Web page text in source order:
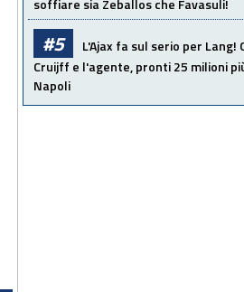
soffiare sia Zeballos che Favasuli!
#5
L'Ajax fa sul serio per
Cruijff e l'agente, pronti 25 milioni
Napoli